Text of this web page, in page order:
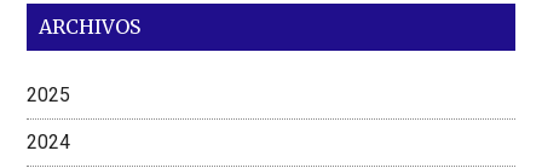
ARCHIVOS
2025
2024